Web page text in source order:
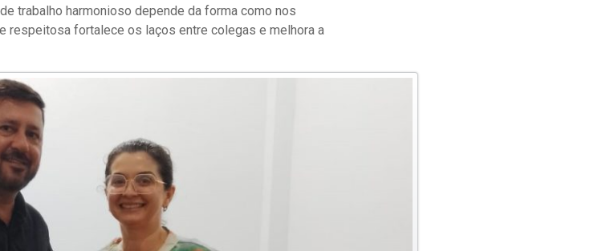
trabalho harmonioso depende da forma como nos
respeitosa fortalece os laços entre colegas e melhora a